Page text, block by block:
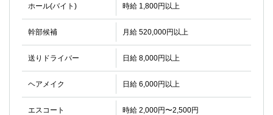
ホール(バイト) 時給 1,800円以上
幹部候補 月給 520,000円以上
送りドライバー 日給 8,000円以上
ヘアメイク 日給 6,000円以上
エスコート 時給 2,000円〜2,500円